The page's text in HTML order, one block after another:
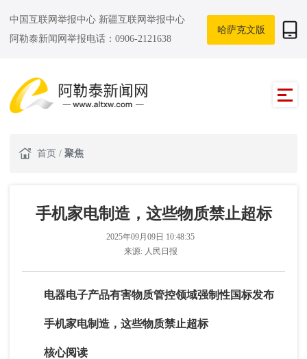
中国互联网举报中心 新疆互联网举报中心
阿勒泰新闻网举报电话：0906-2121638
哈萨克文版
首页 / 聚焦
手机家电制造，这些物质禁止超标
2025年09月09日 10:48:35
来源: 人民日报
电器电子产品有害物质管控领域强制性国标发布
手机家电制造，这些物质禁止超标
核心阅读